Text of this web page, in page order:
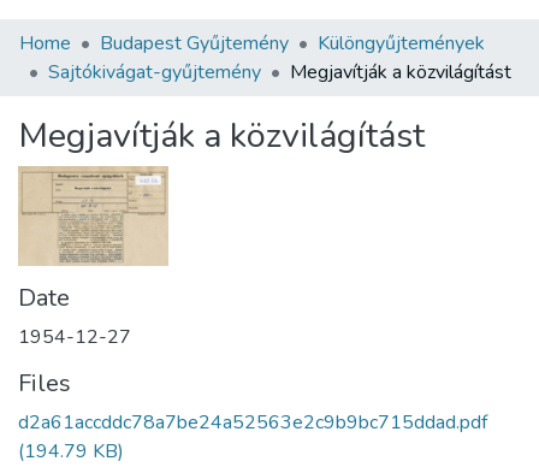
Communities & Collections
Statistics
About us
Home Budapest Gyűjtemény
Különgyűjtemények
Sajtókivágat-gyűjtemény
Megjavítják a közvilágítást
Megjavítják a közvilágítást
Date
1954-12-27
Files
d2a61accddc78a7be24a52563e2c9b9bc715ddad.pdf
(194.79 KB)